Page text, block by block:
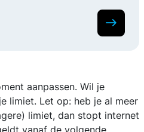
aanpassen. Wil je
limiet. Let op: heb je al meer
limiet, dan stopt internet
vanaf de volgende